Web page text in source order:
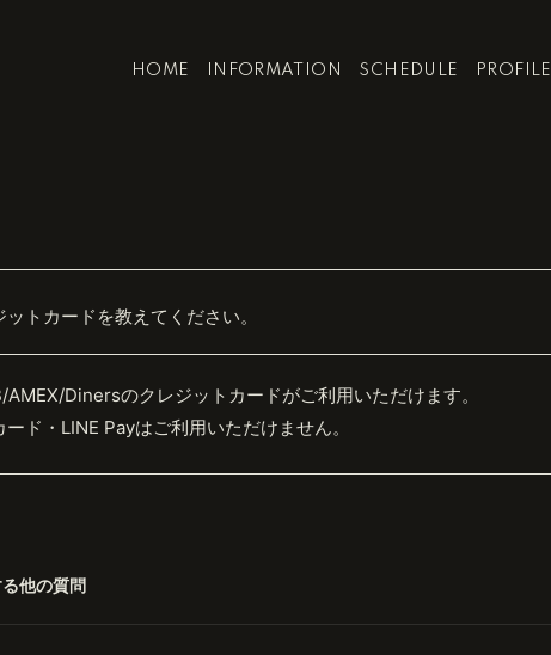
HOME INFORMATION SCHEDULE PROFILE
トカードを教えてください。
Dinersのクレジットカードがご利用いただけます。
ド・LINE Payはご利用いただけません。
他の質問